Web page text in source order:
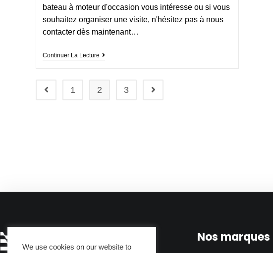
bateau à moteur d'occasion vous intéresse ou si vous
souhaitez organiser une visite, n'hésitez pas à nous
contacter dès maintenant…
Continuer La Lecture
1 2 3
Nos marques
We use cookies on our website to